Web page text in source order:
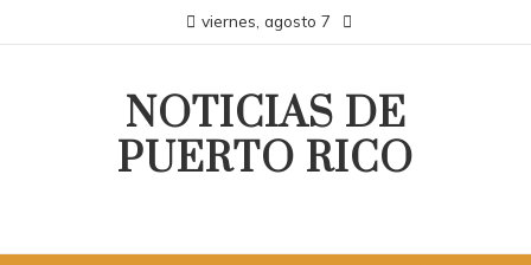
viernes, agosto 7
NOTICIAS DE
PUERTO RICO